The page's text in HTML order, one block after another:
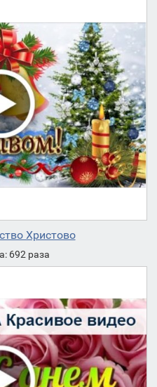
Христово
692 раза